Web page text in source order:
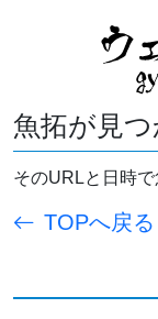
魚拓が見つ
そのURLと日時で
TOPへ戻る